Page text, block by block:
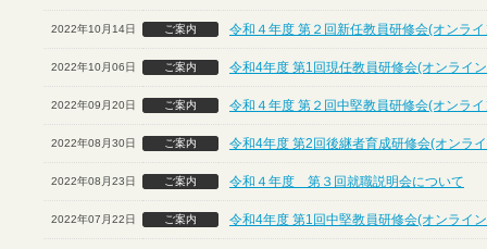
2022年10月14日 ご案内 令和４年度 第２回新任教員研修会(オンラ
2022年10月06日 ご案内 令和4年度 第1回現任教員研修会(オンライ
2022年09月20日 ご案内 令和４年度 第２回中堅教員研修会(オンラ
2022年08月30日 ご案内 令和4年度 第2回後継者育成研修会(オンラ
2022年08月23日 ご案内 令和４年度 第３回就職説明会について
2022年07月22日 ご案内 令和4年度 第1回中堅教員研修会(オンライ